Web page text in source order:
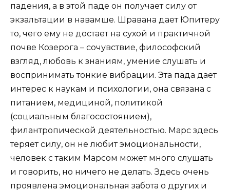
падения, а в этой паде он получает силу от
экзальтации в навамше. Шравана дает Юпитеру
то, чего ему не достает на сухой и практичной
почве Козерога – сочувствие, философский
взгляд, любовь к знаниям, умение слушать и
воспринимать тонкие вибрации. Эта пада дает
интерес к наукам и психологии, она связана с
питанием, медициной, политикой
(социальным благосостоянием),
филантропической деятельностью. Марс здесь
теряет силу, он не любит эмоциональности,
человек с таким Марсом может много слушать
и говорить, но ничего не делать. Здесь очень
проявлена эмоциональная забота о других и